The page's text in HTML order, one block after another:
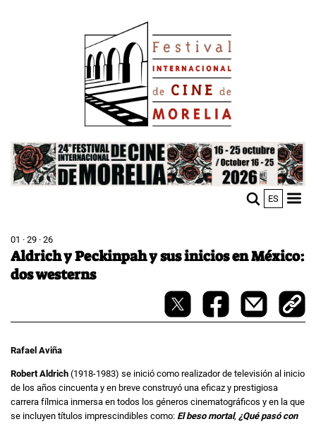
Image
ES
01 · 29 · 26
Aldrich y Peckinpah y sus inicios en México:
dos westerns
Rafael Aviña
Robert Aldrich (1918-1983) se inició como realizador de televisión al inicio
de los años cincuenta y en breve construyó una eficaz y prestigiosa
carrera fílmica inmersa en todos los géneros cinematográficos y en la que
se incluyen títulos imprescindibles como: El beso mortal, ¿Qué pasó con